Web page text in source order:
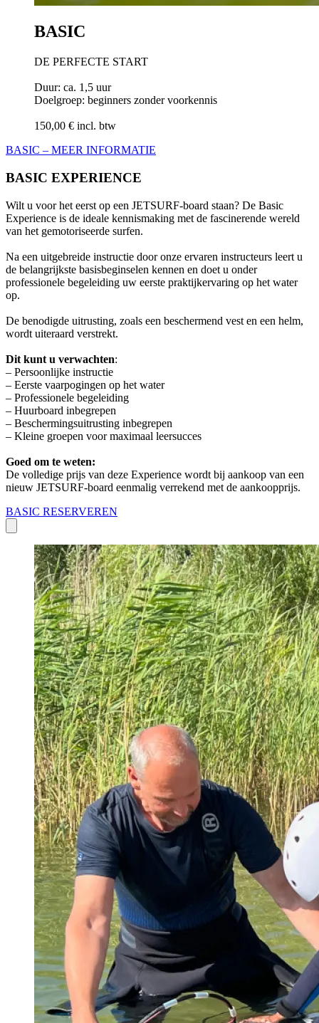
BASIC
DE PERFECTE START
Duur: ca. 1,5 uur
Doelgroep: beginners zonder voorkennis
150,00 € incl. btw
BASIC – MEER INFORMATIE
BASIC EXPERIENCE
Wilt u voor het eerst op een JETSURF-board staan? De Basic
Experience is de ideale kennismaking met de fascinerende wereld
van het gemotoriseerde surfen.
Na een uitgebreide instructie door onze ervaren instructeurs leert u
de belangrijkste basisbeginselen kennen en doet u onder
professionele begeleiding uw eerste praktijkervaring op het water
op.
De benodigde uitrusting, zoals een beschermend vest en een helm,
wordt uiteraard verstrekt.
Dit kunt u verwachten:
– Persoonlijke instructie
– Eerste vaarpogingen op het water
– Professionele begeleiding
– Huurboard inbegrepen
– Beschermingsuitrusting inbegrepen
– Kleine groepen voor maximaal leersucces
Goed om te weten:
De volledige prijs van deze Experience wordt bij aankoop van een
nieuw JETSURF-board eenmalig verrekend met de aankoopprijs.
BASIC RESERVEREN